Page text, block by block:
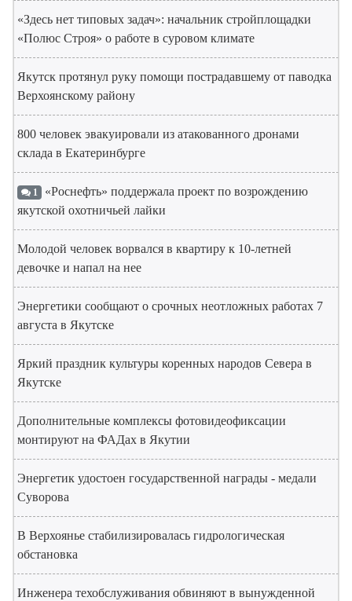
«Здесь нет типовых задач»: начальник стройплощадки
«Полюс Строя» о работе в суровом климате
Якутск протянул руку помощи пострадавшему от паводка
Верхоянскому району
800 человек эвакуировали из атакованного дронами
склада в Екатеринбурге
1 «Роснефть» поддержала проект по возрождению
якутской охотничьей лайки
Молодой человек ворвался в квартиру к 10-летней
девочке и напал на нее
Энергетики сообщают о срочных неотложных работах 7
августа в Якутске
Яркий праздник культуры коренных народов Севера в
Якутске
Дополнительные комплексы фотовидеофиксации
монтируют на ФАДах в Якутии
Энергетик удостоен государственной награды - медали
Суворова
В Верхоянье стабилизировалась гидрологическая
обстановка
Инженера техобслуживания обвиняют в вынужденной